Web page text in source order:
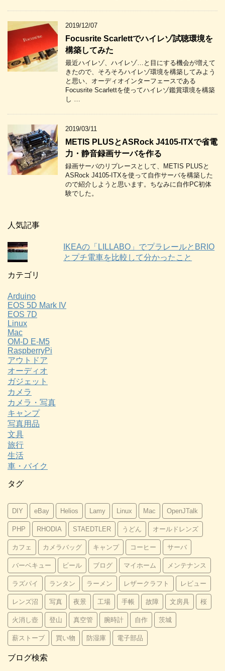
2019/12/07
Focusrite Scarlettでハイレゾ試聴環境を
構築してみた
最近ハイレゾ、ハイレゾ…と目にする機会が増えて
きたので、そろそろハイレゾ環境を構築してみよう
と思い、オーディオインターフェースである
Focusrite Scarlettを使ってハイレゾ鑑賞環境を構築
し …
2019/03/11
METIS PLUSとASRock J4105-ITXで省電
力・静音録画サーバを作る
録画サーバのリプレースとして、METIS PLUSと
ASRock J4105-ITXを使って自作サーバを構築した
ので紹介しようと思います。ちなみに自作PC初体
験でした。
人気記事
IKEAの「LILLABO」でプラレールとBRIO
とプチ電車を比較して分かったこと
カテゴリ
Arduino
EOS 5D Mark IV
EOS 7D
Linux
Mac
OM-D E-M5
RaspberryPi
アウトドア
オーディオ
ガジェット
カメラ
カメラ・写真
キャンプ
写真用品
文具
旅行
生活
車・バイク
タグ
DIY eBay Helios Lamy Linux Mac OpenJTalk
PHP RHODIA STAEDTLER うどん オールドレンズ
カフェ カメラバッグ キャンプ コーヒー サーバ
バーベキュー ビール ブログ マイホーム メンテナンス
ラズパイ ランタン ラーメン レザークラフト レビュー
レンズ沼 写真 夜景 工場 手帳 故障 文房具 桜
火消し壺 登山 真空管 腕時計 自作 茨城
薪ストーブ 買い物 防湿庫 電子部品
ブログ検索